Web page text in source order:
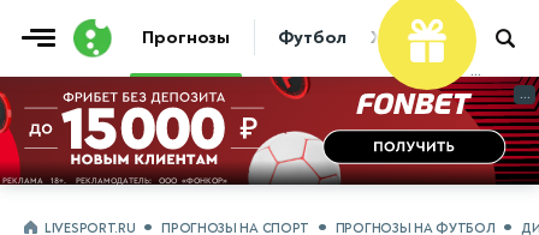
Прогнозы Футбол Хоккей Теннис
...
...
LIVESPORT.RU ПРОГНОЗЫ НА СПОРТ ПРОГНОЗЫ НА ФУТБОЛ